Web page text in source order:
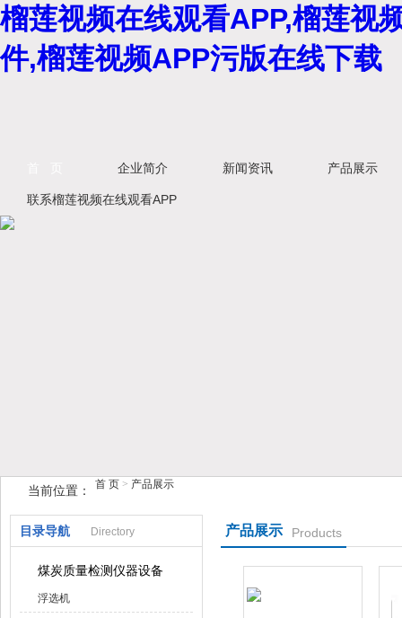
榴莲视频在线观看APP,榴莲视
件,榴莲视频APP污版在线下载
鹤壁市榴莲视频在线观看APP仪器仪表有限公司
企业简介 新闻资讯 产品展示
联系榴莲视频在线观看APP
当前位置： 首 页 > 产品展示
目录导航 Directory
煤炭质量检测仪器设备
浮选机
产品展示 Products